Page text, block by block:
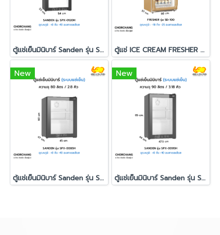
ตู้แช่เย็นมินิบาร์ Sanden รุ่น SPX-0120H ตู้แช่ ICE CREAM FRESHER รุ่น SD-100
New
ตู้แช่เย็นมินิบาร์ Sanden รุ่น SPX-0085H
New
ตู้แช่เย็นมินิบาร์ Sanden รุ่น SPX-0095H